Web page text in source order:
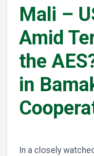
Mali –
Amid
the
in
In a closely